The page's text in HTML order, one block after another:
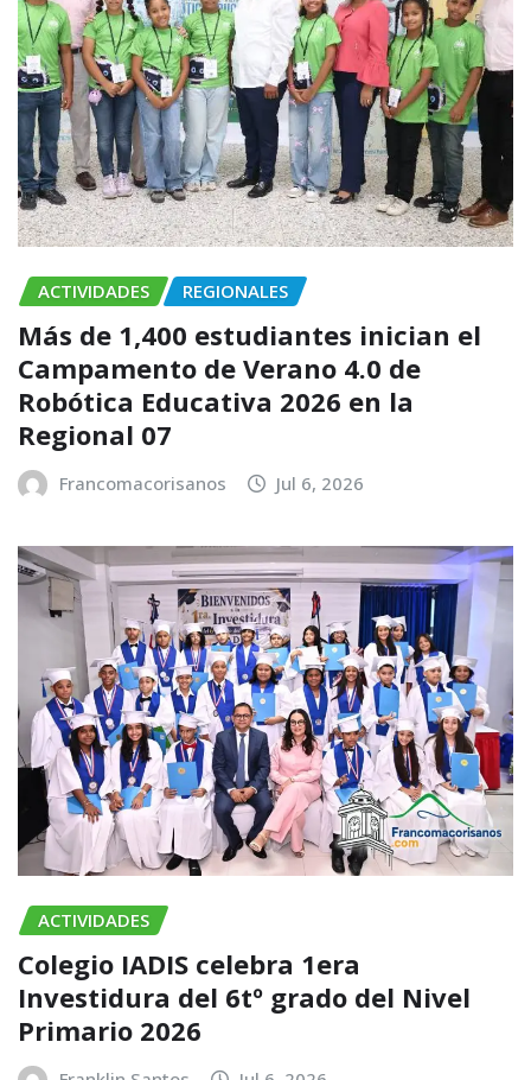
ACTIVIDADES REGIONALES
Más de 1,400 estudiantes inician el
Campamento de Verano 4.0 de
Robótica Educativa 2026 en la
Regional 07
Francomacorisanos Jul 6, 2026
ACTIVIDADES
Colegio IADIS celebra 1era
Investidura del 6tº grado del Nivel
Primario 2026